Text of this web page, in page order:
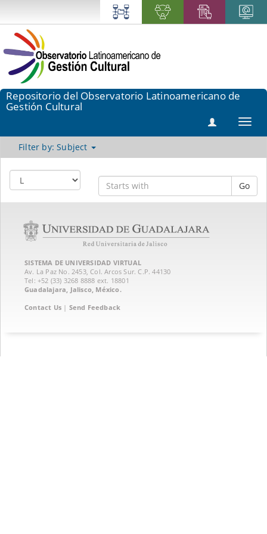
Repositorio del Observatorio Latinoamericano de
Gestión Cultural
Filter by: Subject
Go
SISTEMA DE UNIVERSIDAD VIRTUAL
Av. La Paz No. 2453, Col. Arcos Sur. C.P. 44130
Tel: +52 (33) 3268 8888‏ ext. 18801
Guadalajara, Jalisco, México.
Contact Us | Send Feedback